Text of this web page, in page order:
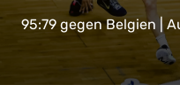
95:79 gegen Belgien |